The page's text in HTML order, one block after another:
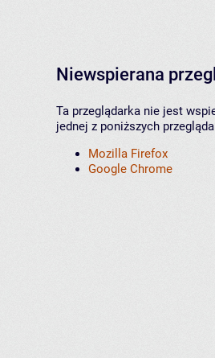
Niewspierana
Ta przeglądarka nie jest
jednej z poniższych
Mozilla Firefox
Google Chrome